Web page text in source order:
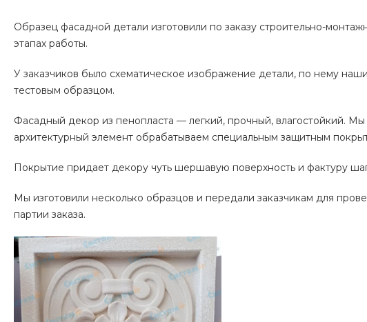
Образец фасадной детали изготовили по заказу строительно-
этапах работы.
У заказчиков было схематическое изображение детали, по нему
тестовым образцом.
Фасадный декор из пенопласта — легкий, прочный, влагостойкий.
архитектурный элемент обрабатываем специальным защитным
Покрытие придает декору чуть шершавую поверхность и фактуру
Мы изготовили несколько образцов и передали заказчикам для
партии заказа.